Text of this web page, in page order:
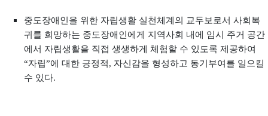
중도장애인을 위한 자립생활 실천체계의 교두보로서 사회복
귀를 희망하는 중도장애인에게 지역사회 내에 임시 주거 공간
에서 자립생활을 직접 생생하게 체험할 수 있도록 제공하여
“자립”에 대한 긍정적, 자신감을 형성하고 동기부여를 일으킬
수 있다.